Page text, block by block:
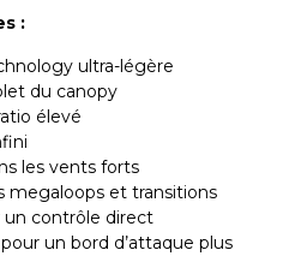
:
ultra-légère
du canopy
élevé
les vents forts
megaloops et transitions
un contrôle direct
un bord d’attaque plus